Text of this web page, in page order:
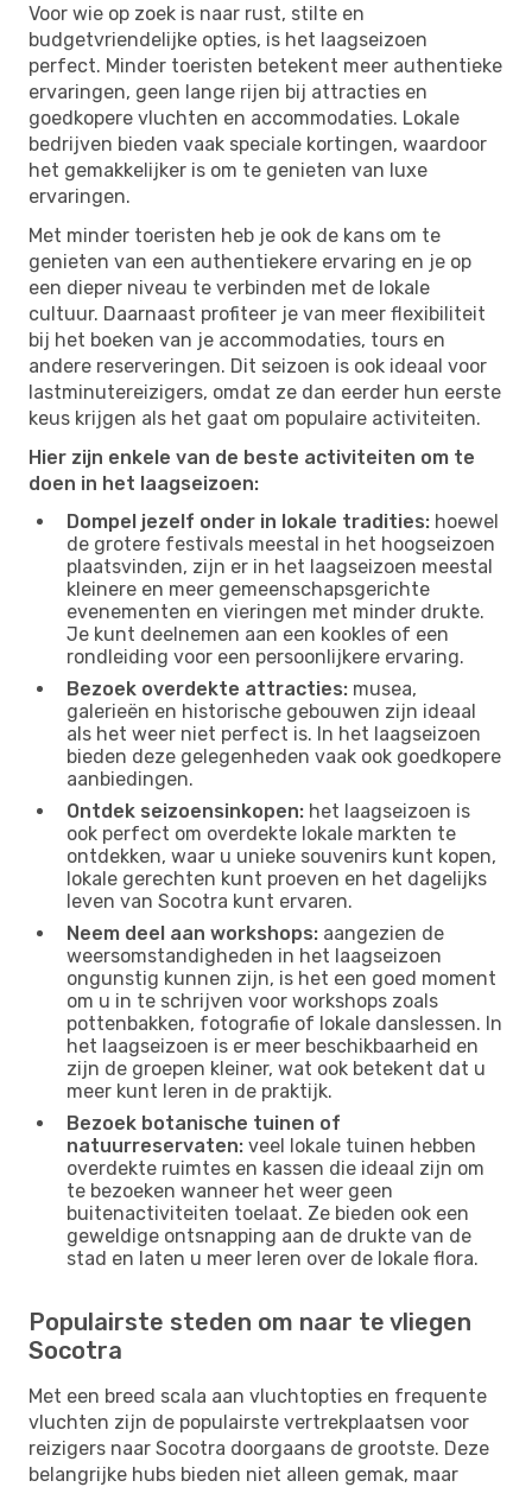
Voor wie op zoek is naar rust, stilte en
budgetvriendelijke opties, is het laagseizoen
perfect. Minder toeristen betekent meer authentieke
ervaringen, geen lange rijen bij attracties en
goedkopere vluchten en accommodaties. Lokale
bedrijven bieden vaak speciale kortingen, waardoor
het gemakkelijker is om te genieten van luxe
ervaringen.
Met minder toeristen heb je ook de kans om te
genieten van een authentiekere ervaring en je op
een dieper niveau te verbinden met de lokale
cultuur. Daarnaast profiteer je van meer flexibiliteit
bij het boeken van je accommodaties, tours en
andere reserveringen. Dit seizoen is ook ideaal voor
lastminutereizigers, omdat ze dan eerder hun eerste
keus krijgen als het gaat om populaire activiteiten.
Hier zijn enkele van de beste activiteiten om te
doen in het laagseizoen:
Dompel jezelf onder in lokale tradities: hoewel
de grotere festivals meestal in het hoogseizoen
plaatsvinden, zijn er in het laagseizoen meestal
kleinere en meer gemeenschapsgerichte
evenementen en vieringen met minder drukte.
Je kunt deelnemen aan een kookles of een
rondleiding voor een persoonlijkere ervaring.
Bezoek overdekte attracties: musea,
galerieën en historische gebouwen zijn ideaal
als het weer niet perfect is. In het laagseizoen
bieden deze gelegenheden vaak ook goedkopere
aanbiedingen.
Ontdek seizoensinkopen: het laagseizoen is
ook perfect om overdekte lokale markten te
ontdekken, waar u unieke souvenirs kunt kopen,
lokale gerechten kunt proeven en het dagelijks
leven van Socotra kunt ervaren.
Neem deel aan workshops: aangezien de
weersomstandigheden in het laagseizoen
ongunstig kunnen zijn, is het een goed moment
om u in te schrijven voor workshops zoals
pottenbakken, fotografie of lokale danslessen. In
het laagseizoen is er meer beschikbaarheid en
zijn de groepen kleiner, wat ook betekent dat u
meer kunt leren in de praktijk.
Bezoek botanische tuinen of
natuurreservaten: veel lokale tuinen hebben
overdekte ruimtes en kassen die ideaal zijn om
te bezoeken wanneer het weer geen
buitenactiviteiten toelaat. Ze bieden ook een
geweldige ontsnapping aan de drukte van de
stad en laten u meer leren over de lokale flora.
Populairste steden om naar te vliegen
Socotra
Met een breed scala aan vluchtopties en frequente
vluchten zijn de populairste vertrekplaatsen voor
reizigers naar Socotra doorgaans de grootste. Deze
belangrijke hubs bieden niet alleen gemak, maar